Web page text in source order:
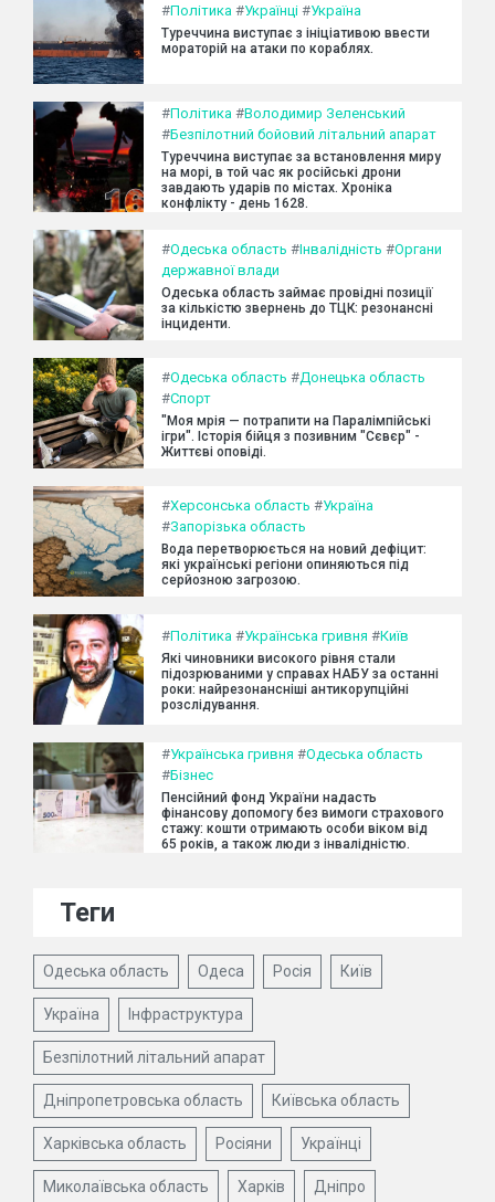
#Політика #Українці #Україна
Туреччина виступає з ініціативою ввести
мораторій на атаки по кораблях.
#Політика #Володимир Зеленський
#Безпілотний бойовий літальний апарат
Туреччина виступає за встановлення миру
на морі, в той час як російські дрони
завдають ударів по містах. Хроніка
конфлікту - день 1628.
#Одеська область #Інвалідність #Органи
державної влади
Одеська область займає провідні позиції
за кількістю звернень до ТЦК: резонансні
інциденти.
#Одеська область #Донецька область
#Спорт
"Моя мрія — потрапити на Паралімпійські
ігри". Історія бійця з позивним "Сєвєр" -
Життєві оповіді.
#Херсонська область #Україна
#Запорізька область
Вода перетворюється на новий дефіцит:
які українські регіони опиняються під
серйозною загрозою.
#Політика #Українська гривня #Київ
Які чиновники високого рівня стали
підозрюваними у справах НАБУ за останні
роки: найрезонансніші антикорупційні
розслідування.
#Українська гривня #Одеська область
#Бізнес
Пенсійний фонд України надасть
фінансову допомогу без вимоги страхового
стажу: кошти отримають особи віком від
65 років, а також люди з інвалідністю.
Теги
Одеська область Одеса Росія Київ
Україна Інфраструктура
Безпілотний літальний апарат
Дніпропетровська область Київська область
Харківська область Росіяни Українці
Миколаївська область Харків Дніпро